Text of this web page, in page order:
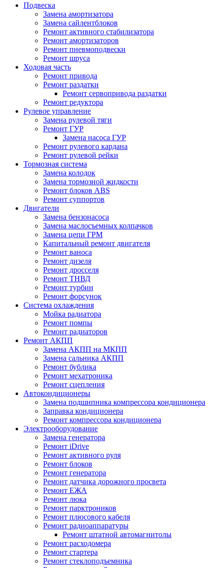
Подвеска
Замена амортизатора
Замена сайлентблоков
Ремонт активного стабилизатора
Ремонт амортизаторов
Ремонт пневмоподвески
Ремонт шруса
Ходовая часть
Ремонт привода
Ремонт раздатки
Ремонт сервопривода раздатки
Ремонт редуктора
Рулевое управление
Замена рулевой тяги
Ремонт ГУР
Замена насоса ГУР
Ремонт рулевого кардана
Ремонт рулевой рейки
Тормозная система
Замена колодок
Замена тормозной жидкости
Ремонт блоков ABS
Ремонт суппортов
Двигатели
Замена бензонасоса
Замена маслосъемных колпачков
Замена цепи ГРМ
Капитальный ремонт двигателя
Ремонт ваноса
Ремонт дизеля
Ремонт дросселя
Ремонт ТНВД
Ремонт турбин
Ремонт форсунок
Система охлаждения
Мойка радиатора
Ремонт помпы
Ремонт радиаторов
Ремонт АКПП
Замена АКПП на МКПП
Замена сальника АКПП
Ремонт бублика
Ремонт мехатроника
Ремонт сцепления
Автокондиционеры
Замена подшипника компрессора кондиционера
Заправка кондиционера
Ремонт компрессора кондиционера
Электрооборудование
Замена генератора
Ремонт iDrive
Ремонт активного руля
Ремонт блоков
Ремонт генератора
Ремонт датчика дорожного просвета
Ремонт ЕЖА
Ремонт люка
Ремонт парктроников
Ремонт плюсового кабеля
Ремонт радиоаппаратуры
Ремонт штатной автомагнитолы
Ремонт расходомера
Ремонт стартера
Ремонт стеклоподъемника